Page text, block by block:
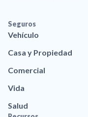
Seguros
Vehículo
Casa y Propiedad
Comercial
Vida
Salud